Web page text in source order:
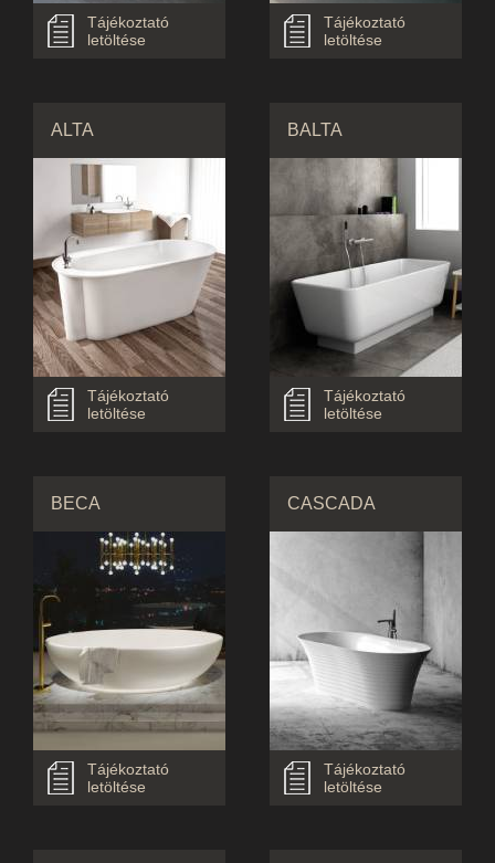
Tájékoztató
letöltése
Tájékoztató
letöltése
ALTA
Tájékoztató
letöltése
BALTA
Tájékoztató
letöltése
BECA
Tájékoztató
letöltése
CASCADA
Tájékoztató
letöltése